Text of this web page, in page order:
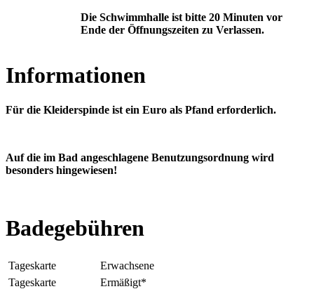
Die Schwimmhalle ist bitte 20 Minuten vor
Ende der Öffnungszeiten zu Verlassen.
Informationen
Für die Kleiderspinde ist ein Euro als Pfand erforderlich.
Auf die im Bad angeschlagene Benutzungsordnung wird
besonders hingewiesen!
Badegebühren
Tageskarte
Erwachsene
Tageskarte
Ermäßigt*